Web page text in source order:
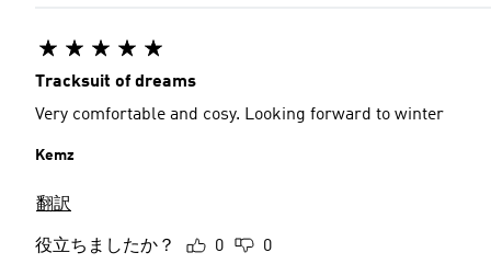
Tracksuit of dreams
Very comfortable and cosy. Looking forward to winter
Kemz
翻訳
役立ちましたか？ 0 0